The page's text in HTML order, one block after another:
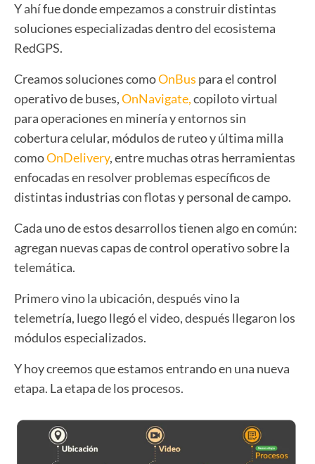
Y ahí fue donde empezamos a construir distintas
soluciones especializadas dentro del ecosistema
RedGPS.
Creamos soluciones comoOnBus para el control
operativo de buses,OnNavigate,copiloto virtual
para operaciones en minería y entornos sin
cobertura celular, módulos de ruteo y última milla
comoOnDelivery, entre muchas otras herramientas
enfocadas en resolver problemas específicos de
distintas industrias con flotas y personal de campo.
Cada uno de estos desarrollos tienen algo en común:
agregan nuevas capas de control operativo sobre la
telemática.
Primero vino la ubicación, después vino la
telemetría, luego llegó el video, después llegaron los
módulos especializados.
Y hoy creemos que estamos entrando en una nueva
etapa. La etapa de los procesos.